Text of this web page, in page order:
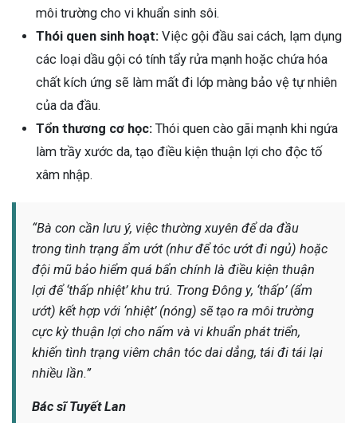
môi trường cho vi khuẩn sinh sôi.
Thói quen sinh hoạt: Việc gội đầu sai cách, lạm dụng
các loại dầu gội có tính tẩy rửa mạnh hoặc chứa hóa
chất kích ứng sẽ làm mất đi lớp màng bảo vệ tự nhiên
của da đầu.
Tổn thương cơ học: Thói quen cào gãi mạnh khi ngứa
làm trầy xước da, tạo điều kiện thuận lợi cho độc tố
xâm nhập.
“Bà con cần lưu ý, việc thường xuyên để da đầu
trong tình trạng ẩm ướt (như để tóc ướt đi ngủ) hoặc
đội mũ bảo hiểm quá bẩn chính là điều kiện thuận
lợi để ‘thấp nhiệt’ khu trú. Trong Đông y, ‘thấp’ (ẩm
ướt) kết hợp với ‘nhiệt’ (nóng) sẽ tạo ra môi trường
cực kỳ thuận lợi cho nấm và vi khuẩn phát triển,
khiến tình trạng viêm chân tóc dai dẳng, tái đi tái lại
nhiều lần.”
Bác sĩ Tuyết Lan